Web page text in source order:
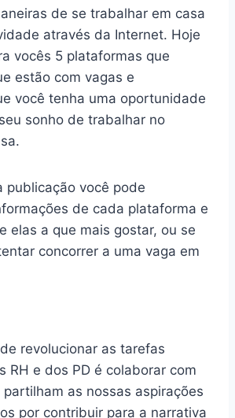
de se trabalhar em casa
através da Internet. Hoje
vocês 5 plataformas que
estão com vagas e
você tenha uma oportunidade
sonho de trabalhar no
publicação você pode
de cada plataforma e
elas a que mais gostar, ou se
concorrer a uma vaga em
revolucionar as tarefas
RH e dos PD é colaborar com
as nossas aspirações
por contribuir para a narrativa